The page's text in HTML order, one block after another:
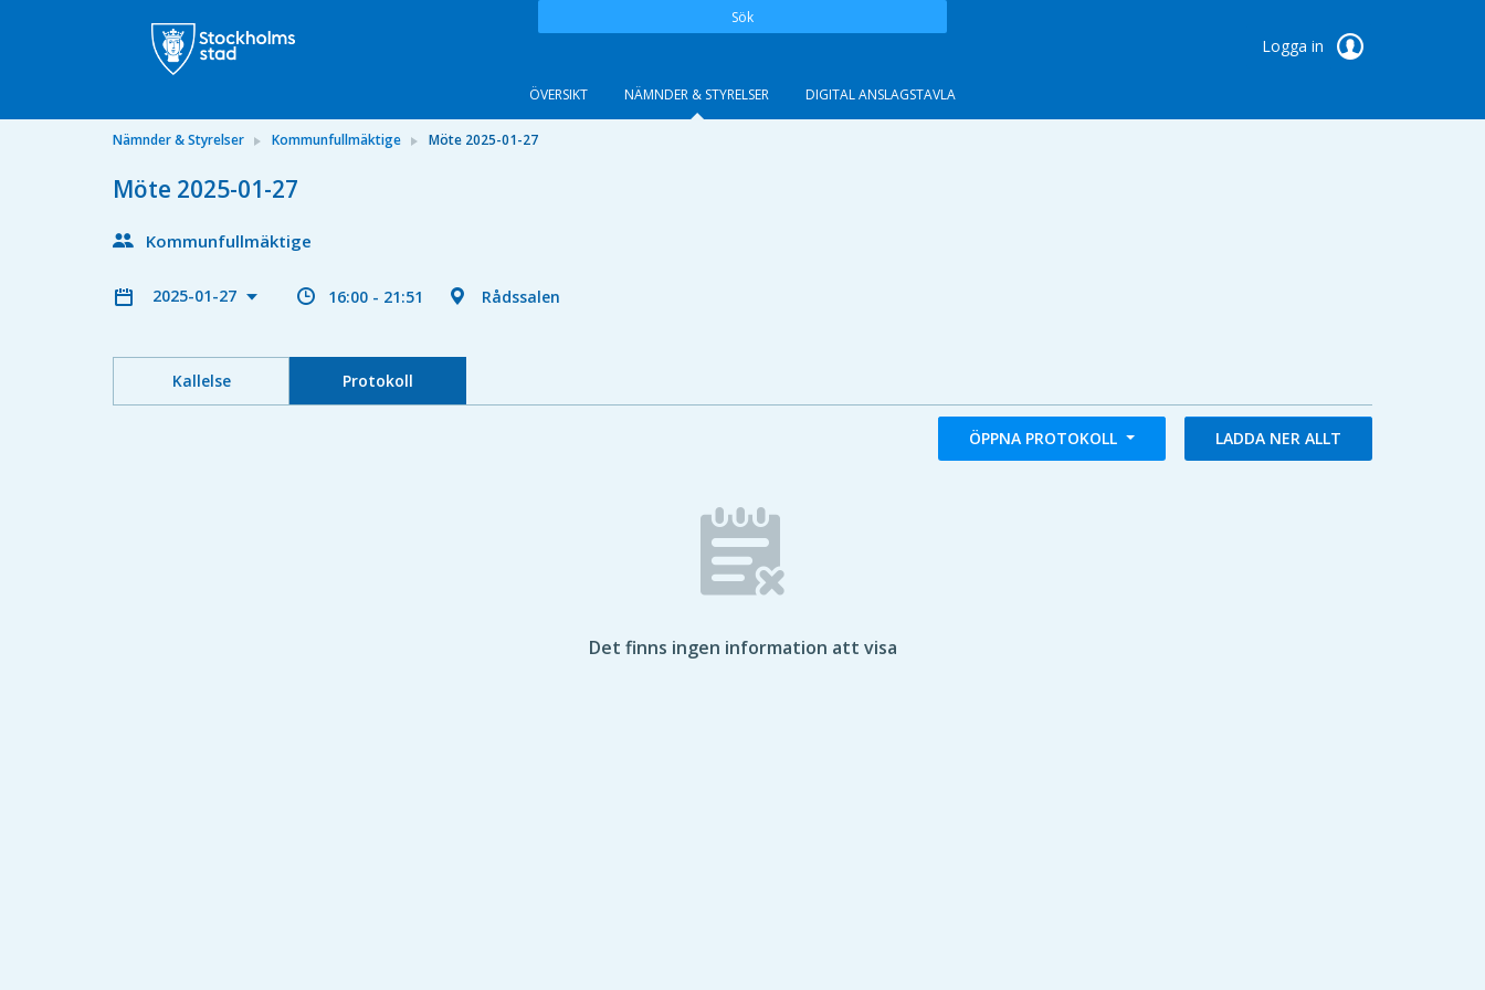
Sök
Logga in
ÖVERSIKT NÄMNDER & STYRELSER DIGITAL ANSLAGSTAVLA
Nämnder & Styrelser Kommunfullmäktige Möte 2025-01-27
Möte 2025-01-27
Kommunfullmäktige
2025-01-27 16:00 - 21:51 Rådssalen
Kallelse Protokoll
ÖPPNA PROTOKOLL LADDA NER ALLT
Det finns ingen information att visa